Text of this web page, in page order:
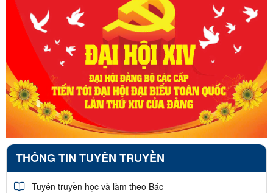
THÔNG TIN TUYÊN TRUYỀN
Tuyên truyền học và làm theo Bác